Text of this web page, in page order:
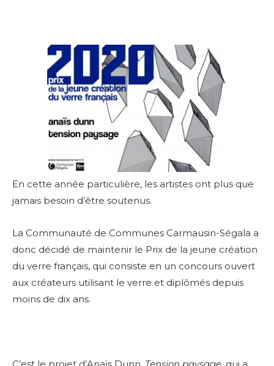
En cette année particulière, les artistes ont plus que
jamais besoin d’être soutenus.
La Communauté de Communes Carmausin-Ségala a
donc décidé de maintenir le Prix de la jeune création
du verre français, qui consiste en un concours ouvert
aux créateurs utilisant le verre et diplômés depuis
moins de dix ans.
C’est le projet d’Anaïs Dunn, Tension paysage, qui a